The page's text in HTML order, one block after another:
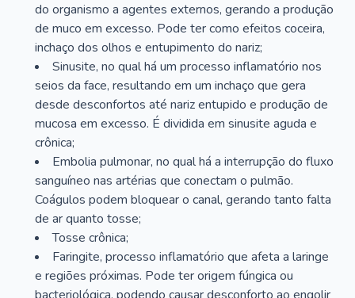
do organismo a agentes externos, gerando a produção
de muco em excesso. Pode ter como efeitos coceira,
inchaço dos olhos e entupimento do nariz;
Sinusite, no qual há um processo inflamatório nos
seios da face, resultando em um inchaço que gera
desde desconfortos até nariz entupido e produção de
mucosa em excesso. É dividida em sinusite aguda e
crônica;
Embolia pulmonar, no qual há a interrupção do fluxo
sanguíneo nas artérias que conectam o pulmão.
Coágulos podem bloquear o canal, gerando tanto falta
de ar quanto tosse;
Tosse crônica;
Faringite, processo inflamatório que afeta a laringe
e regiões próximas. Pode ter origem fúngica ou